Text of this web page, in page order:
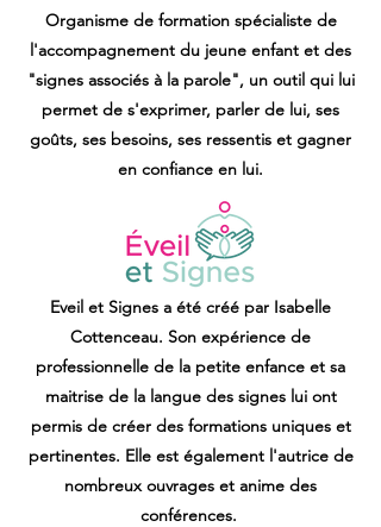
Organisme de formation spécialiste de
l'accompagnement du jeune enfant et des
"signes associés à la parole", un outil qui lui
permet de s'exprimer, parler de lui, ses
goûts, ses besoins, ses ressentis et gagner
en confiance en lui.
Eveil et Signes a été créé par Isabelle
Cottenceau. Son expérience de
professionnelle de la petite enfance et sa
maitrise de la langue des signes lui ont
permis de créer des formations uniques et
pertinentes. Elle est également l'autrice de
nombreux ouvrages et anime des
conférences.